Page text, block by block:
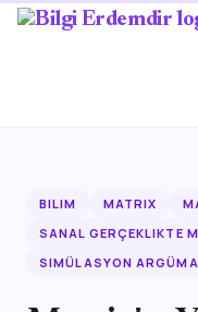
Ruhsal Enerji
BILIM MATRIX
SANAL GERÇEKLIKTE
SIMÜLASYON